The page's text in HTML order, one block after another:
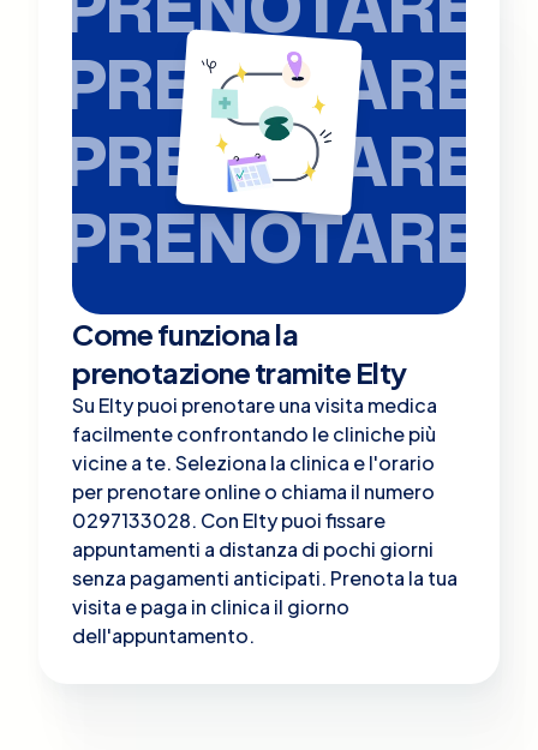
PRENOTARE
PRENOTARE
PRENOTARE
Come funziona la
prenotazione tramite Elty
Su Elty puoi prenotare una visita medica
facilmente confrontando le cliniche più
vicine a te. Seleziona la clinica e l'orario
per prenotare online o chiama il numero
0297133028. Con Elty puoi fissare
appuntamenti a distanza di pochi giorni
senza pagamenti anticipati. Prenota la tua
visita e paga in clinica il giorno
dell'appuntamento.